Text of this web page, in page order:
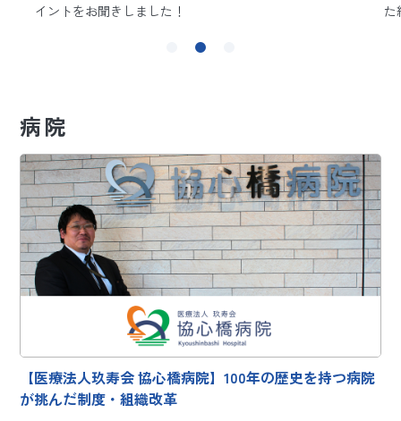
た組織改革の事例
病院
【医療法人玖寿会 協心橋病院】100年の歴史を持つ病院
が挑んだ制度・組織改革